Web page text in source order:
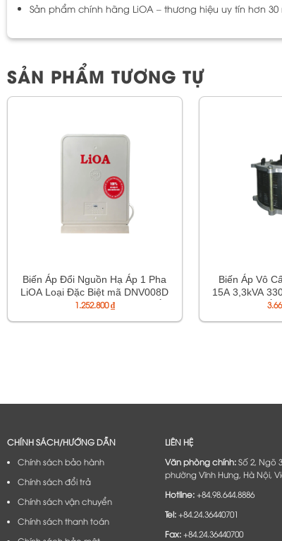
Sản phẩm chính hãng LiOA – thương hiệu uy tín hơn
SẢN PHẨM TƯƠNG TỰ
Biến Áp Đổi Nguồn Hạ Áp 1 Pha
LiOA Loại Đặc Biệt mã DNV008D
800VA. Dây Đồng 100%. Điện Áp
1.252.800₫
Biến Áp Vô
15A 3,3kVA
220V, Điên Áp
CHÍNH SÁCH/HƯỚNG DẪN
Chính sách bảo hành
Chính sách đổi trả
Chính sách vận chuyển
Chính sách thanh toán
LIÊN HỆ
Văn phòng chính:Số 2, Ngõ
phường Vĩnh Hưng, Hà Nội,
Hotline:+84.98.644.8886
Tel:+84.24.36440701
Fax:+84.24.36440700